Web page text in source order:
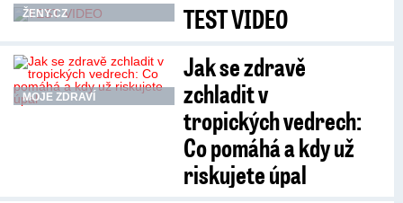
ŽENY.CZ TEST VIDEO
MOJE ZDRAVÍ
Jak se zdravě
zchladit v
tropických vedrech:
Co pomáhá a kdy už
riskujete úpal